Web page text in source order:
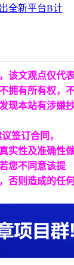
该文观点仅代
拥有所有权，
现本站有涉嫌
签订合同，
实性及准确性
您不同意该提
否则造成的任